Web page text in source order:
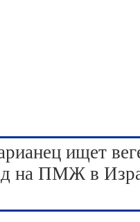
ищет
на ПМЖ в